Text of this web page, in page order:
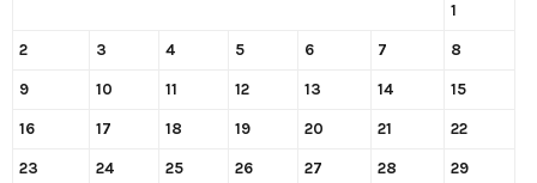
1
2 3 4 5 6 7 8
9 10 11 12 13 14 15
16 17 18 19 20 21 22
23 24 25 26 27 28 29